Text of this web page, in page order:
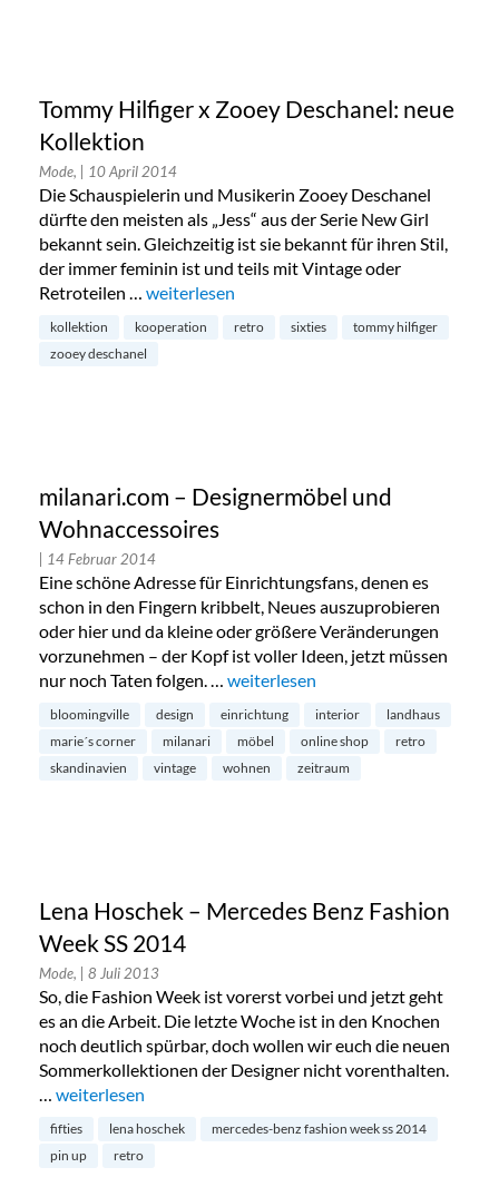
Tommy Hilfiger x Zooey Deschanel: neue
Kollektion
Mode, | 10 April 2014
Die Schauspielerin und Musikerin Zooey Deschanel
dürfte den meisten als „Jess“ aus der Serie New Girl
bekannt sein. Gleichzeitig ist sie bekannt für ihren Stil,
der immer feminin ist und teils mit Vintage oder
Retroteilen … „Tommy Hilfiger x Zooey Deschanel: neue
weiterlesen
kollektion kooperation retro sixties
tommy hilfiger
zooey deschanel
milanari.com – Designermöbel und
Wohnaccessoires
| 14 Februar 2014
Eine schöne Adresse für Einrichtungsfans, denen es
schon in den Fingern kribbelt, Neues auszuprobieren
oder hier und da kleine oder größere Veränderungen
vorzunehmen – der Kopf ist voller Ideen, jetzt müssen
nur noch Taten folgen. … „milanari.com – Designermöbel
weiterlesen
bloomingville design einrichtung interior
landhaus
marie´s corner
milanari möbel online shop
retro
skandinavien
vintage wohnen zeitraum
Lena Hoschek – Mercedes Benz Fashion
Week SS 2014
Mode, | 8 Juli 2013
So, die Fashion Week ist vorerst vorbei und jetzt geht
es an die Arbeit. Die letzte Woche ist in den Knochen
noch deutlich spürbar, doch wollen wir euch die neuen
Sommerkollektionen der Designer nicht vorenthalten.
… „Lena Hoschek – Mercedes Benz Fashion Week SS 2014“
weiterlesen
fifties lena hoschek
mercedes-benz fashion week ss 2014
pin up
retro